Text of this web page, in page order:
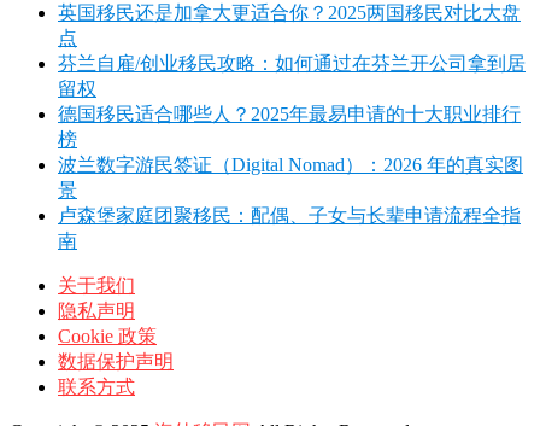
英国移民还是加拿大更适合你？2025两国移民对比大盘
点
芬兰自雇/创业移民攻略：如何通过在芬兰开公司拿到居
留权
德国移民适合哪些人？2025年最易申请的十大职业排行
榜
波兰数字游民签证（Digital Nomad）：2026 年的真实图
景
卢森堡家庭团聚移民：配偶、子女与长辈申请流程全指
南
关于我们
隐私声明
Cookie 政策
数据保护声明
联系方式